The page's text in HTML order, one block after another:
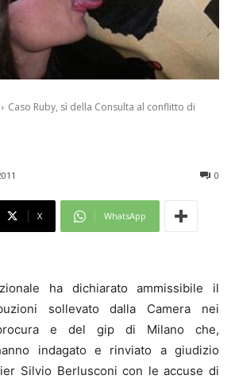
Caso Ruby, sì della Consulta al conflitto di
0
X WhatsApp
ha dichiarato ammissibile il
sollevato dalla Camera nei
e del gip di Milano che,
indagato e rinviato a giudizio
Silvio Berlusconi con le accuse di